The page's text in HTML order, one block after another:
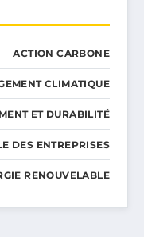
ACTION CARBONE
CLIMATIQUE
ET DURABILITÉ
DES ENTREPRISES
RENOUVELABLE